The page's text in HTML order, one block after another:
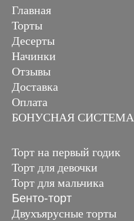
Главная
Торты
Десерты
Начинки
Отзывы
Доставка
Оплата
БОНУСНАЯ СИСТЕМА
Торт на первый годик
Торт для девочки
Торт для мальчика
Бенто-торт
Двухъярусные торты